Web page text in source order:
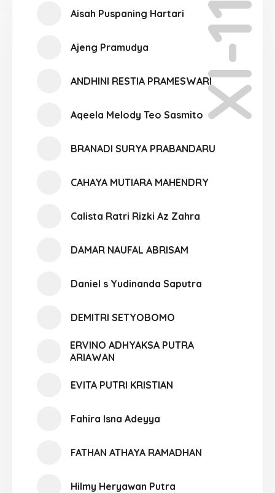
XI-11
Aisah Puspaning Hartari
Ajeng Pramudya
ANDHINI RESTIA PRAMESWARI
Aqeela Melody Teo Sasmito
BRANADI SURYA PRABANDARU
CAHAYA MUTIARA MAHENDRY
Calista Ratri Rizki Az Zahra
DAMAR NAUFAL ABRISAM
Daniel s Yudinanda Saputra
DEMITRI SETYOBOMO
ERVINO ADHYAKSA PUTRA
ARIAWAN
EVITA PUTRI KRISTIAN
Fahira Isna Adeyya
FATHAN ATHAYA RAMADHAN
Hilmy Heryawan Putra